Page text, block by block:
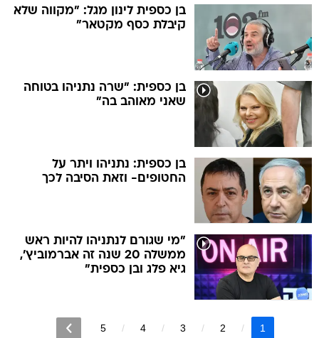
בן כספית לינון מגל: "מקווה שלא
קיבלת כסף מקטאר"
בן כספית: "שרה נתניהו בטוחה
שאני מאוהב בה"
בן כספית: נתניהו ויתר על
החטופים- וזאת הסיבה לכך
"מי שגורם לנתניהו להיות ראש
ממשלה 20 שנה זה אברמוביץ',
גיא פלג ובן כספית"
1
2
3
4
5